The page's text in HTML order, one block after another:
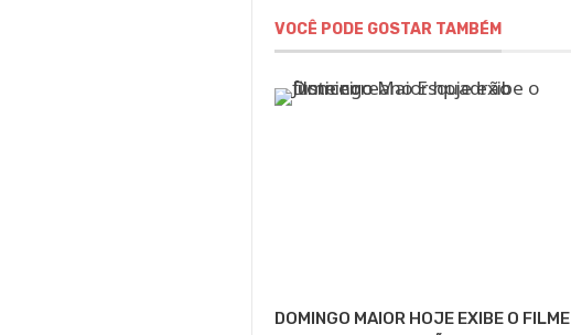
VOCÊ PODE GOSTAR TAMBÉM
DOMINGO MAIOR HOJE EXIBE O FILME